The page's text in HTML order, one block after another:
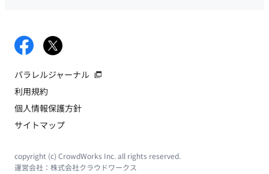
パラレルジャーナル
利用規約
個人情報保護方針
サイトマップ
copyright (c) CrowdWorks Inc. all rights reserved.
運営会社： 株式会社クラウドワークス